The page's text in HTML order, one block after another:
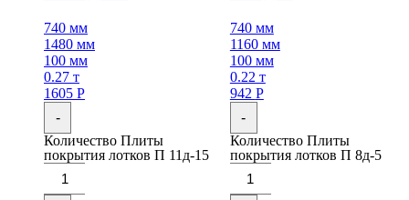
740 мм
1480 мм
100 мм
0.27 т
1605 Р
-
Количество Плиты
покрытия лотков П 11д-15
740 мм
1160 мм
100 мм
0.22 т
942 Р
-
Количество Плиты
покрытия лотков П 8д-5